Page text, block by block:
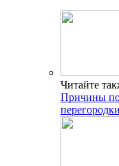
Читайте
Причины